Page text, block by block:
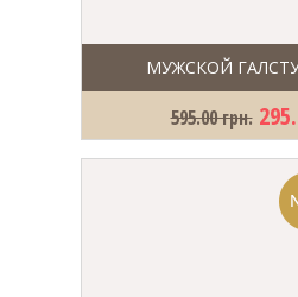
МУЖСКОЙ
595.00 грн.